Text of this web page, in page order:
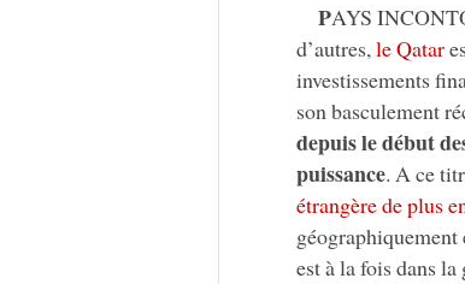
PAYS
d’autres,le Qatar
investissements
son basculement
depuis le début
puissance. A ce
étrangère de plus
est à la fois dans